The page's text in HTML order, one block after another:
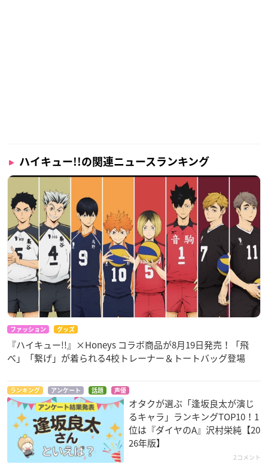
ハイキュー!!の関連ニュースランキング
ファッション グッズ
『ハイキュー!!』×Honeys コラボ商品が8月19日発売！「飛
べ」「繋げ」が着られる4校トレーナー＆トートバッグ登場
ランキング アンケート 話題 声優
オタクが選ぶ「逢坂良太が演じ
るキャラ」ランキングTOP10！1
位は『ダイヤのA』沢村栄純【20
26年版】
2コメント